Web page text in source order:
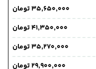
۳۵٬۶۵۰٬۰۰۰ تومان
۴۱٬۳۵۰٬۰۰۰ تومان
۳۵٬۲۷۰٬۰۰۰ تومان
۲۹٬۹۰۰٬۰۰۰ تومان